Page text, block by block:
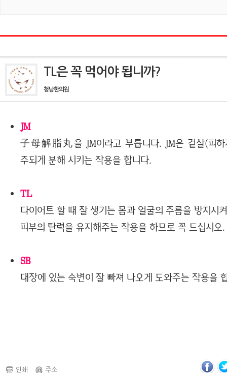
TL은 꼭 먹어야 됩니까?
청남한의원
JM
子母解脂丸을 JM이라고 부릅니다. JM은 겉살(피하
주되게 분해 시키는 작용을 합니다.
TL
다이어트 할 때 잘 생기는 몸과 얼굴의 주름을 방지시
피부의 탄력을 유지해주는 작용을 하므로 꼭 드십시오.
SB
대장에 있는 숙변이 잘 빠져 나오게 도와주는 작용을
인쇄 주소